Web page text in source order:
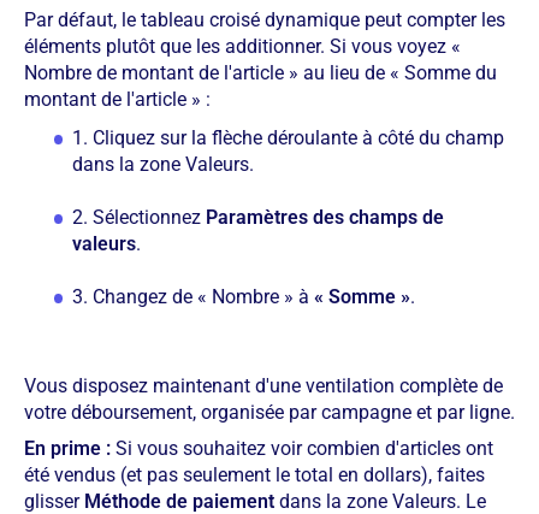
Par défaut, le tableau croisé dynamique peut compter les
éléments plutôt que les additionner. Si vous voyez «
Nombre de montant de l'article » au lieu de « Somme du
montant de l'article » :
1. Cliquez sur la flèche déroulante à côté du champ
dans la zone Valeurs.
2. Sélectionnez Paramètres des champs de
valeurs.
3. Changez de « Nombre » à « Somme ».
Vous disposez maintenant d'une ventilation complète de
votre déboursement, organisée par campagne et par ligne.
En prime : Si vous souhaitez voir combien d'articles ont
été vendus (et pas seulement le total en dollars), faites
glisser Méthode de paiement dans la zone Valeurs. Le